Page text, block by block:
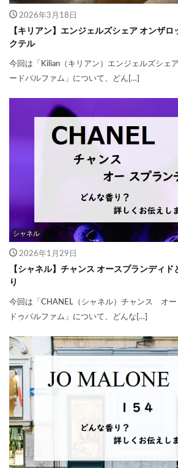
2026年3月18日
【キリアン】エンジェルズシェア オンザ
クテル
今回は「Kilian（キリアン）エンジェルズシ
ードパルファム」について、どん[…]
シャネル
2026年1月29日
【シャネル】チャンス オースプランディ
り
今回は「CHANEL（シャネル）チャンス オ
ドゥパルファム」について、どんな[…]